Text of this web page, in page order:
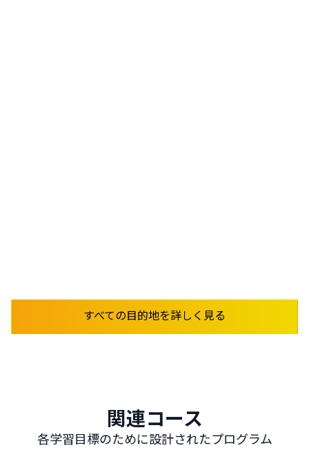
すべての目的地を詳しく見る
関連コース
各学習目標のために設計されたプログラム